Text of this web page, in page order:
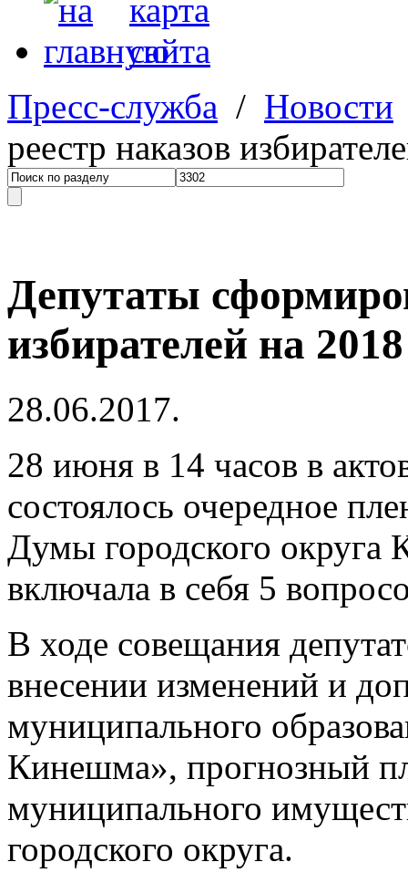
Пресс-служба / Новости
реестр наказов
Депутаты
избирателей на
28.06.2017.
28 июня в 14 часов в
состоялось очередное
Думы городского округа
включала в себя 5
В ходе совещания
внесении изменений и
муниципального
Кинешма», прогнозный
муниципального
городского округа.